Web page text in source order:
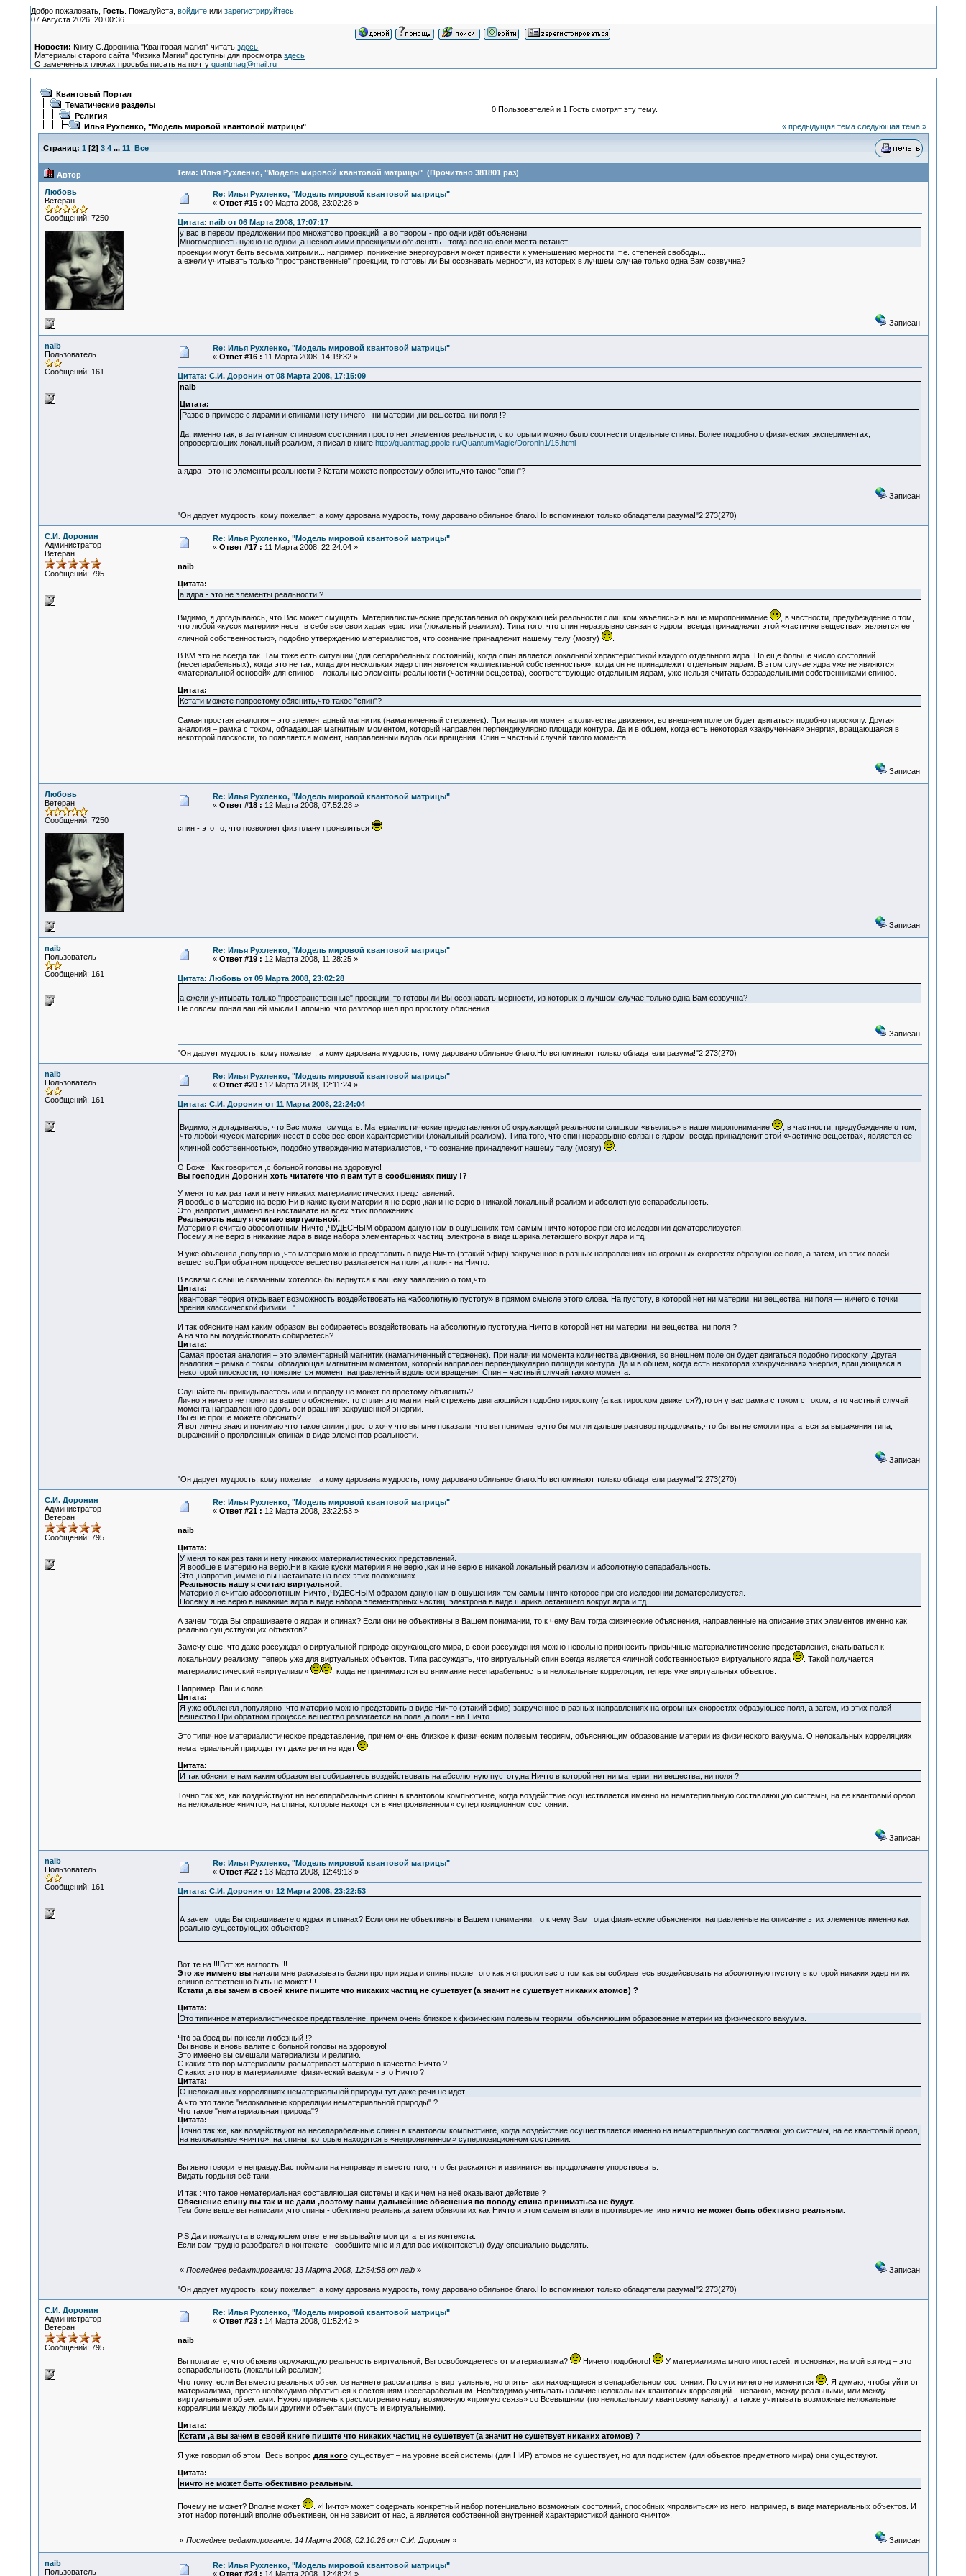
Добро пожаловать, Гость. Пожалуйста, войдитеили зарегистрируйтесь.
07 Августа 2026, 20:00:36
Новости: Книгу С.Доронина "Квантовая магия" читатьздесь
Материалы старого сайта "Физика Магии" доступны для просмотраздесь
О замеченных глюках просьба писать на почтуquantmag@mail.ru
Квантовый Портал
Тематические разделы
Религия
Илья Рухленко, "Модель мировой квантовой матрицы"
0 Пользователей и 1 Гость смотрят эту тему.
« предыдущая тема следующая тема »
Страниц: 1 [2] 3 4 ... 11 Все
Автор Тема: Илья Рухленко, "Модель мировой квантовой матрицы" (Прочитано 381801 раз)
Любовь
Ветеран
Сообщений: 7250
Re: Илья Рухленко, "Модель мировой квантовой матрицы"
« Ответ #15 : 09 Марта 2008, 23:02:28 »
Цитата: naib от 06 Марта 2008, 17:07:17
у вас в первом предложении про множетсво проекций ,а во твором - про одни идёт объяснени.
Многомерность нужно не одной ,а несколькими проекциями объяснять - тогда всё на свои места встанет.
проекции могут быть весьма хитрыми... например, понижение энергоуровня может привести к уменьшению мерности, т.е. степеней свободы...
а ежели учитывать только "пространственные" проекции, то готовы ли Вы осознавать мерности, из которых в лучшем случае только одна Вам созвучна?
Записан
naib
Пользователь
Сообщений: 161
Re: Илья Рухленко, "Модель мировой квантовой матрицы"
« Ответ #16 : 11 Марта 2008, 14:19:32 »
Цитата: С.И. Доронин от 08 Марта 2008, 17:15:09
naib
Цитата:
Разве в примере с ядрами и спинами нету ничего - ни материи ,ни вешества, ни поля !?
Да, именно так, в запутанном спиновом состоянии просто нет элементов реальности, с которыми можно было соотнести отдельные спины. Более подробно о физических экспериментах,
опровергающих локальный реализм, я писал в книге http://quantmag.ppole.ru/QuantumMagic/Doronin1/15.html
а ядра - это не элементы реальности ? Кстати можете попростому обяснить,что такое "спин"?
Записан
"Он дарует мудрость, кому пожелает; а кому дарована мудрость, тому даровано обильное благо.Но вспоминают только обладатели разума!"2:273(270)
С.И. Доронин
Администратор
Ветеран
Сообщений: 795
Re: Илья Рухленко, "Модель мировой квантовой матрицы"
« Ответ #17 : 11 Марта 2008, 22:24:04 »
naib
Цитата:
а ядра - это не элементы реальности ?
Видимо, я догадываюсь, что Вас может смущать. Материалистические представления об окружающей реальности слишком «въелись» в наше миропонимание
, в частности, предубеждение о том,
что любой «кусок материи» несет в себе все свои характеристики (локальный реализм). Типа того, что спин неразрывно связан с ядром, всегда принадлежит этой «частичке вещества», является ее
«личной собственностью», подобно утверждению материалистов, что сознание принадлежит нашему телу (мозгу)
.
В КМ это не всегда так. Там тоже есть ситуации (для сепарабельных состояний), когда спин является локальной характеристикой каждого отдельного ядра. Но еще больше число состояний
(несепарабельных), когда это не так, когда для нескольких ядер спин является «коллективной собственностью», когда он не принадлежит отдельным ядрам. В этом случае ядра уже не являются
«материальной основой» для спинов – локальные элементы реальности (частички вещества), соответствующие отдельным ядрам, уже нельзя считать безраздельными собственниками спинов.
Цитата:
Кстати можете попростому обяснить,что такое "спин"?
Самая простая аналогия – это элементарный магнитик (намагниченный стерженек). При наличии момента количества движения, во внешнем поле он будет двигаться подобно гироскопу. Другая
аналогия – рамка с током, обладающая магнитным моментом, который направлен перпендикулярно площади контура. Да и в общем, когда есть некоторая «закрученная» энергия, вращающаяся в
некоторой плоскости, то появляется момент, направленный вдоль оси вращения. Спин – частный случай такого момента.
Записан
Любовь
Ветеран
Сообщений: 7250
Re: Илья Рухленко, "Модель мировой квантовой матрицы"
« Ответ #18 : 12 Марта 2008, 07:52:28 »
спин - это то, что позволяет физ плану проявляться
Записан
naib
Пользователь
Сообщений: 161
Re: Илья Рухленко, "Модель мировой квантовой матрицы"
« Ответ #19 : 12 Марта 2008, 11:28:25 »
Цитата: Любовь от 09 Марта 2008, 23:02:28
а ежели учитывать только "пространственные" проекции, то готовы ли Вы осознавать мерности, из которых в лучшем случае только одна Вам созвучна?
Не совсем понял вашей мысли.Напомню, что разговор шёл про простоту обяснения.
Записан
"Он дарует мудрость, кому пожелает; а кому дарована мудрость, тому даровано обильное благо.Но вспоминают только обладатели разума!"2:273(270)
naib
Пользователь
Сообщений: 161
Re: Илья Рухленко, "Модель мировой квантовой матрицы"
« Ответ #20 : 12 Марта 2008, 12:11:24 »
Цитата: С.И. Доронин от 11 Марта 2008, 22:24:04
Видимо, я догадываюсь, что Вас может смущать. Материалистические представления об окружающей реальности слишком «въелись» в наше миропонимание
, в частности, предубеждение о том,
что любой «кусок материи» несет в себе все свои характеристики (локальный реализм). Типа того, что спин неразрывно связан с ядром, всегда принадлежит этой «частичке вещества», является ее
«личной собственностью», подобно утверждению материалистов, что сознание принадлежит нашему телу (мозгу)
.
О Боже ! Как говорится ,с больной головы на здоровую!
Вы господин Доронин хоть читатете что я вам тут в сообшенияx пишу !?
У меня то как раз таки и нету никаких материалистических представлений.
Я вообше в материю на верю.Ни в какие куски материи я не верю ,как и не верю в никакой локальный реализм и абсолютную сепарабельность.
Это ,напротив ,иммено вы настаивате на всех этих положениях.
Реальность нашу я считаю виртуальной.
Материю я считаю абосолютным Ничто ,ЧУДЕСНЫМ образом даную нам в ошушениях,тем самым ничто которое при его иследовнии дематерелизуется.
Посему я не верю в никакиие ядра в виде набора элементарных частиц ,электрона в виде шарика летаюшего вокруг ядра и тд.
Я уже объяснял ,популярно ,что материю можно представить в виде Ничто (этакий эфир) закрученное в разных направлениях на огромных скоростях образуюшее поля, а затем, из этих полей -
вешество.При обратном процессе вешество разлагается на поля ,а поля - на Ничто.
В всвязи с свыше сказанным хотелось бы вернутся к вашему заявлению о том,что
Цитата:
квантовая теория открывает возможность воздействовать на «абсолютную пустоту» в прямом смысле этого слова. На пустоту, в которой нет ни материи, ни вещества, ни поля — ничего с точки
зрения классической физики..."
И так обясните нам каким образом вы собираетесь воздействовать на абсолютную пустоту,на Ничто в которой нет ни материи, ни вещества, ни поля ?
А на что вы воздействовать собираетесь?
Цитата:
Самая простая аналогия – это элементарный магнитик (намагниченный стерженек). При наличии момента количества движения, во внешнем поле он будет двигаться подобно гироскопу. Другая
аналогия – рамка с током, обладающая магнитным моментом, который направлен перпендикулярно площади контура. Да и в общем, когда есть некоторая «закрученная» энергия, вращающаяся в
некоторой плоскости, то появляется момент, направленный вдоль оси вращения. Спин – частный случай такого момента.
Слушайте вы прикидываетесь или и вправду не может по простому объяснить?
Лично я ничего не понял из вашего обяснения: то сплин это магнитный стрежень двигаюшийся подобно гироскопу (а как гироском движется?),то он у вас рамка с током с током, а то частный случай
момента направленного вдоль оси врашния закрушенной энергии.
Вы ешё проше можете обяснить?
Я вот лично знаю и понимаю что такое сплин ,просто хочу что вы мне показали ,что вы понимаете,что бы могли дальше разговор продолжать,что бы вы не смогли прататься за выражения типа,
выражений о проявленных спинах в виде элементов реальности.
Записан
"Он дарует мудрость, кому пожелает; а кому дарована мудрость, тому даровано обильное благо.Но вспоминают только обладатели разума!"2:273(270)
С.И. Доронин
Администратор
Ветеран
Сообщений: 795
Re: Илья Рухленко, "Модель мировой квантовой матрицы"
« Ответ #21 : 12 Марта 2008, 23:22:53 »
naib
Цитата:
У меня то как раз таки и нету никаких материалистических представлений.
Я вообше в материю на верю.Ни в какие куски материи я не верю ,как и не верю в никакой локальный реализм и абсолютную сепарабельность.
Это ,напротив ,иммено вы настаивате на всех этих положениях.
Реальность нашу я считаю виртуальной.
Материю я считаю абосолютным Ничто ,ЧУДЕСНЫМ образом даную нам в ошушениях,тем самым ничто которое при его иследовнии дематерелизуется.
Посему я не верю в никакиие ядра в виде набора элементарных частиц ,электрона в виде шарика летаюшего вокруг ядра и тд.
А зачем тогда Вы спрашиваете о ядрах и спинах? Если они не объективны в Вашем понимании, то к чему Вам тогда физические объяснения, направленные на описание этих элементов именно как
реально существующих объектов?
Замечу еще, что даже рассуждая о виртуальной природе окружающего мира, в свои рассуждения можно невольно привносить привычные материалистические представления, скатываться к
локальному реализму, теперь уже для виртуальных объектов. Типа рассуждать, что виртуальный спин всегда является «личной собственностью» виртуального ядра
. Такой получается
материалистический «виртуализм»
, когда не принимаются во внимание несепарабельность и нелокальные корреляции, теперь уже виртуальных объектов.
Например, Ваши слова:
Цитата:
Я уже объяснял ,популярно ,что материю можно представить в виде Ничто (этакий эфир) закрученное в разных направлениях на огромных скоростях образуюшее поля, а затем, из этих полей -
вешество.При обратном процессе вешество разлагается на поля ,а поля - на Ничто.
Это типичное материалистическое представление, причем очень близкое к физическим полевым теориям, объясняющим образование материи из физического вакуума. О нелокальных корреляциях
нематериальной природы тут даже речи не идет
.
Цитата:
И так обясните нам каким образом вы собираетесь воздействовать на абсолютную пустоту,на Ничто в которой нет ни материи, ни вещества, ни поля ?
Точно так же, как воздействуют на несепарабельные спины в квантовом компьютинге, когда воздействие осуществляется именно на нематериальную составляющую системы, на ее квантовый ореол,
на нелокальное «ничто», на спины, которые находятся в «непроявленном» суперпозиционном состоянии.
Записан
naib
Пользователь
Сообщений: 161
Re: Илья Рухленко, "Модель мировой квантовой матрицы"
« Ответ #22 : 13 Марта 2008, 12:49:13 »
Цитата: С.И. Доронин от 12 Марта 2008, 23:22:53
А зачем тогда Вы спрашиваете о ядрах и спинах? Если они не объективны в Вашем понимании, то к чему Вам тогда физические объяснения, направленные на описание этих элементов именно как
реально существующих объектов?
Вот те на !!!Вот же наглость !!!
Это же иммено выначали мне расказывать басни про при ядра и спины после того как я спросил вас о том как вы собираетесь воздейсвовать на абсолютную пустоту в которой никаких ядер ни их
спинов естественно быть не может !!!
Кстати ,а вы зачем в своей книге пишите что никаких частиц не сушетвует (а значит не сушетвует никаких атомов) ?
Цитата:
Это типичное материалистическое представление, причем очень близкое к физическим полевым теориям, объясняющим образование материи из физического вакуума.
Что за бред вы понесли любезный !?
Вы вновь и вновь валите с больной головы на здоровую!
Это имеено вы смешали материализм и религию.
С каких это пор материализм расматривает материю в качестве Ничто ?
С каких это пор в материализме физический ваакум - это Ничто ?
Цитата:
О нелокальных корреляциях нематериальной природы тут даже речи не идет .
А что это такое "нелокальные корреляции нематериальной природы" ?
Что такое "нематериальная природа"?
Цитата:
Точно так же, как воздействуют на несепарабельные спины в квантовом компьютинге, когда воздействие осуществляется именно на нематериальную составляющую системы, на ее квантовый ореол,
на нелокальное «ничто», на спины, которые находятся в «непроявленном» суперпозиционном состоянии.
Вы явно говорите неправду.Вас поймали на неправде и вместо того, что бы раскаятся и извинится вы продолжаете упорствовать.
Видать гордыня всё таки.
И так : что такое нематериальная составляюшая системы и как и чем на неё оказывают действие ?
Обяснение спину вы так и не дали ,поэтому ваши дальнейшие обяснения по поводу спина приниматьса не будут.
Тем боле выше вы написали ,что спины - обективно реальны,а затем обявили их как Ничто и этом самым впали в противоречие ,ино ничто не может быть обективно реальным.
P.S.Да и пожалyста в следуюшем ответе не вырывайте мои цитаты из контекста.
Если вам трудно разобратся в контексте - сообшите мне и я для вас их(контексты) буду специально выделять.
« Последнее редактирование: 13 Марта 2008, 12:54:58 от naib» Записан
"Он дарует мудрость, кому пожелает; а кому дарована мудрость, тому даровано обильное благо.Но вспоминают только обладатели разума!"2:273(270)
С.И. Доронин
Администратор
Ветеран
Сообщений: 795
Re: Илья Рухленко, "Модель мировой квантовой матрицы"
« Ответ #23 : 14 Марта 2008, 01:52:42 »
naib
Вы полагаете, что объявив окружающую реальность виртуальной, Вы освобождаетесь от материализма? Ничего подобного!
У материализма много ипостасей, и основная, на мой взгляд – это
сепарабельность (локальный реализм).
Что толку, если Вы вместо реальных объектов начнете рассматривать виртуальные, но опять-таки находящиеся в сепарабельном состоянии. По сути ничего не изменится
. Я думаю, чтобы уйти от
материализма, просто необходимо обратиться к состояниям несепарабельным. Необходимо учитывать наличие нелокальных квантовых корреляций – неважно, между реальными, или между
виртуальными объектами. Нужно привлечь к рассмотрению нашу возможную «прямую связь» со Всевышним (по нелокальному квантовому каналу), а также учитывать возможные нелокальные
корреляции между любыми другими объектами (пусть и виртуальными).
Цитата:
Кстати ,а вы зачем в своей книге пишите что никаких частиц не сушетвует (а значит не сушетвует никаких атомов) ?
Я уже говорил об этом. Весь вопрос для когосуществует – на уровне всей системы (для НИР) атомов не существует, но для подсистем (для объектов предметного мира) они существуют.
Цитата:
ничто не может быть обективно реальным.
Почему не может? Вполне может
. «Ничто» может содержать конкретный набор потенциально возможных состояний, способных «проявиться» из него, например, в виде материальных объектов. И
этот набор потенций вполне объективен, он не зависит от нас, а является собственной внутренней характеристикой данного «ничто».
« Последнее редактирование: 14 Марта 2008, 02:10:26 от С.И. Доронин» Записан
naib
Пользователь
Re: Илья Рухленко, "Модель мировой квантовой матрицы"
« Ответ #24 : 14 Марта 2008, 12:48:24 »